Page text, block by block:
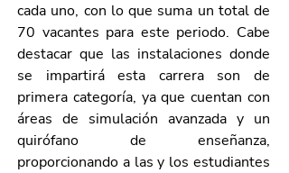
cada uno, con lo que suma un total de
70 vacantes para este periodo. Cabe
destacar que las instalaciones donde
se impartirá esta carrera son de
primera categoría, ya que cuentan con
áreas de simulación avanzada y un
quirófano de enseñanza,
proporcionando a las y los estudiantes